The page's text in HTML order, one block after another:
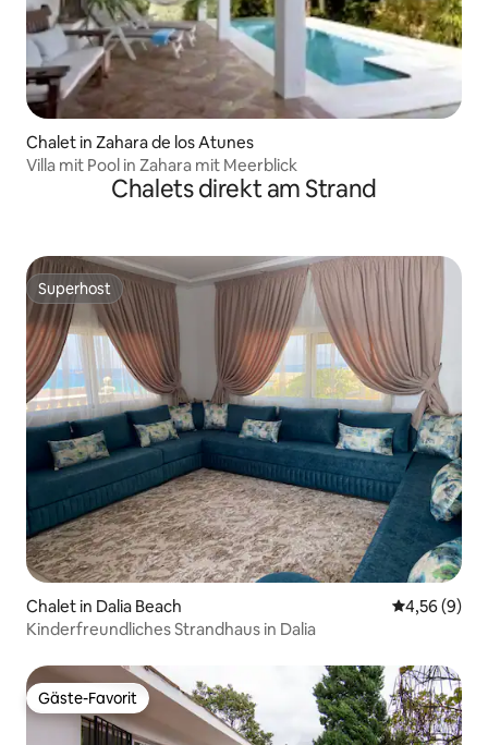
Chalet in Zahara de los Atunes
Villa mit Pool in Zahara mit Meerblick
Chalets direkt am Strand
Superhost
Superhost
Chalet in Dalia Beach
4,56 (9)
Kinderfreundliches Strandhaus in Dalia
Gäste-Favorit
Gäste-Favorit